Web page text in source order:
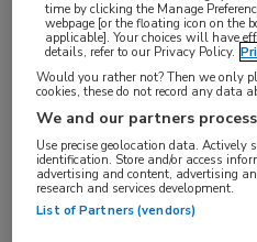
Beweging is belangrijk
behandeling, het herstel
bij kanker. Daarom zijn
aanbevelingenvoor
kankerpatiënten.
bewegen
time by clicking the Manage
webpage [or the floating icon on the
applicable]. Your choices will have
details, refer to our Privacy Policy.
Would you rather not? Then we only
cookies, these do not record any data
We and our partners
Use precise geolocation data. Actively
identification. Store and/or access
advertising and content, advertising
research and services development.
List of Partners (vendors)